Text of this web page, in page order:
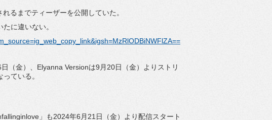
るまでティーザーを公開していた。
に違いない。
（金）、Elyanna Versionは9月20日（金）よりストリ
ている。
」も2024年6月21日（金）より配信スタート